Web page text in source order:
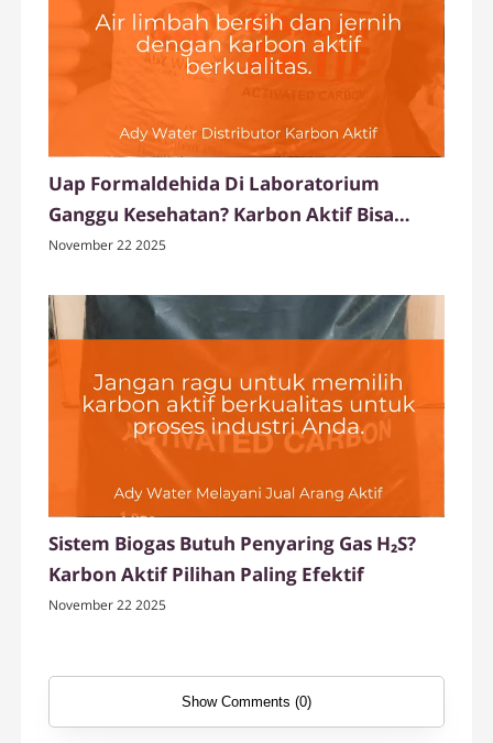
Uap Formaldehida Di Laboratorium
Ganggu Kesehatan? Karbon Aktif Bisa
Menyerapnya
November 22 2025
Sistem Biogas Butuh Penyaring Gas H₂S?
Karbon Aktif Pilihan Paling Efektif
November 22 2025
Show Comments (0)